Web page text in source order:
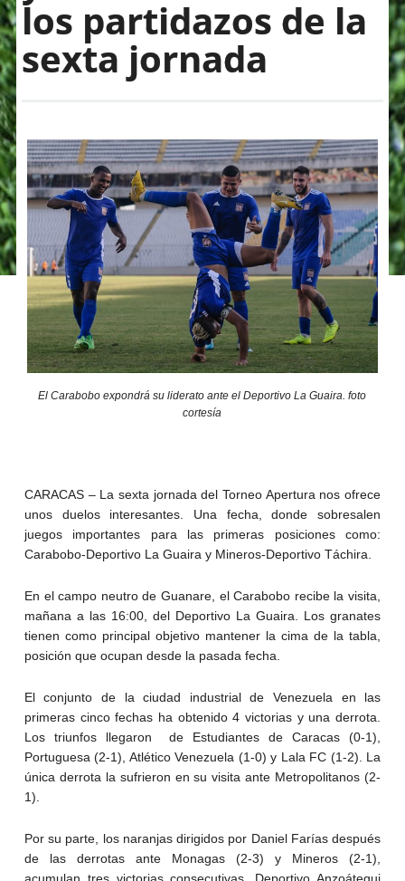
los partidazos de la
sexta jornada
El Carabobo expondrá su liderato ante el Deportivo La Guaira. foto
cortesía
CARACAS – La sexta jornada del Torneo Apertura nos ofrece
unos duelos interesantes. Una fecha, donde sobresalen
juegos importantes para las primeras posiciones como:
Carabobo-Deportivo La Guaira y Mineros-Deportivo Táchira.
En el campo neutro de Guanare, el Carabobo recibe la visita,
mañana a las 16:00, del Deportivo La Guaira. Los granates
tienen como principal objetivo mantener la cima de la tabla,
posición que ocupan desde la pasada fecha.
El conjunto de la ciudad industrial de Venezuela en las
primeras cinco fechas ha obtenido 4 victorias y una derrota.
Los triunfos llegaron de Estudiantes de Caracas (0-1),
Portuguesa (2-1), Atlético Venezuela (1-0) y Lala FC (1-2). La
única derrota la sufrieron en su visita ante Metropolitanos (2-
1).
Por su parte, los naranjas dirigidos por Daniel Farías después
de las derrotas ante Monagas (2-3) y Mineros (2-1),